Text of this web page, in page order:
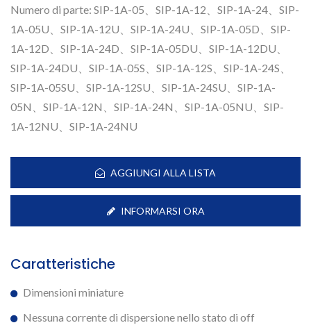
Numero di parte: SIP-1A-05、SIP-1A-12、SIP-1A-24、SIP-
1A-05U、SIP-1A-12U、SIP-1A-24U、SIP-1A-05D、SIP-
1A-12D、SIP-1A-24D、SIP-1A-05DU、SIP-1A-12DU、
SIP-1A-24DU、SIP-1A-05S、SIP-1A-12S、SIP-1A-24S、
SIP-1A-05SU、SIP-1A-12SU、SIP-1A-24SU、SIP-1A-
05N、SIP-1A-12N、SIP-1A-24N、SIP-1A-05NU、SIP-
1A-12NU、SIP-1A-24NU
AGGIUNGI ALLA LISTA
INFORMARSI ORA
Caratteristiche
Dimensioni miniature
Nessuna corrente di dispersione nello stato di off